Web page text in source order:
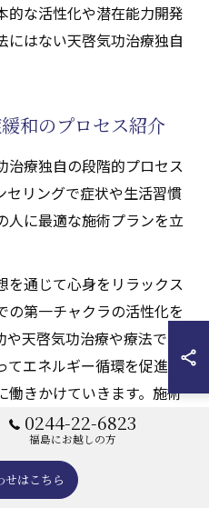
的な活性化や潜在能力開発
にはない天啓気功治療独自
和のプロセス紹介
治療独自の段階的プロセス
セリングで症状や生活習慣
人に最適な施術プランを立
を通じて心身をリラックス
の第一チャクラの活性化を
天啓気功治療や療法で活
てエネルギー循環を促進
働きかけていきます。施術
がら、段階的に施術内容を
継続できるのが特徴です。
は不安感が和らぎ、夜もよ
0244-22-6823
福島にお越しの方
せはこちら